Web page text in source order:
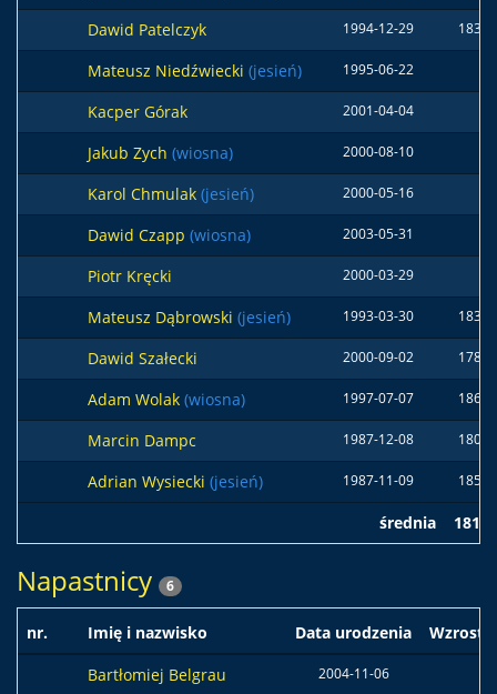
Dawid Patelczyk 1994-12-29 183
Mateusz Niedźwiecki (jesień) 1995-06-22
Kacper Górak 2001-04-04
Jakub Zych (wiosna) 2000-08-10
Karol Chmulak (jesień) 2000-05-16
Dawid Czapp (wiosna) 2003-05-31
Piotr Kręcki 2000-03-29
Mateusz Dąbrowski (jesień) 1993-03-30 183
Dawid Szałecki 2000-09-02 178
Adam Wolak (wiosna) 1997-07-07 186
Marcin Dampc 1987-12-08 180
Adrian Wysiecki (jesień) 1987-11-09 185
średnia 181
Napastnicy 6
nr. Imię i nazwisko Data urodzenia
Wzrost
Bartłomiej Belgrau
2004-11-06